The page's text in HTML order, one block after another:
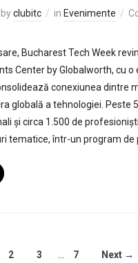
byclubitc in Evenimente
Bucharest Tech Week
Center by Globalworth, cu o
conexiunea dintre
globală a tehnologiei. Peste
și circa 1.500 de
tematice, într-un program de
2 3 7 Next →